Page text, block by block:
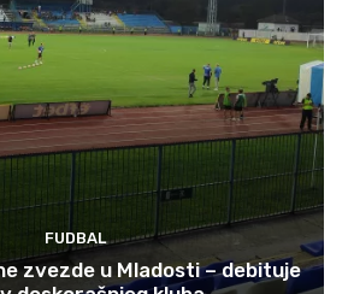
FUDBAL
zvezde u Mladosti – debituje